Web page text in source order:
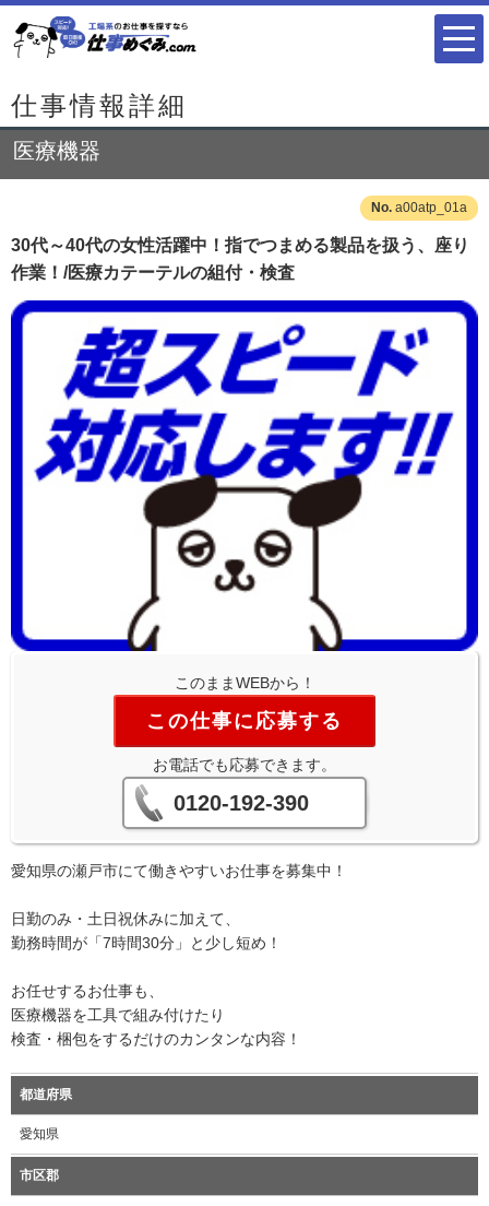
仕事情報詳細
医療機器
a00atp_01a
30代～40代の女性活躍中！指でつまめる製品を扱う、座り
作業！/医療カテーテルの組付・検査
このままWEBから！
この仕事に応募する
お電話でも応募できます。
0120-192-390
愛知県の瀬戸市にて働きやすいお仕事を募集中！
日勤のみ・土日祝休みに加えて、
勤務時間が「7時間30分」と少し短め！
お任せするお仕事も、
医療機器を工具で組み付けたり
検査・梱包をするだけのカンタンな内容！
都道府県
愛知県
市区郡